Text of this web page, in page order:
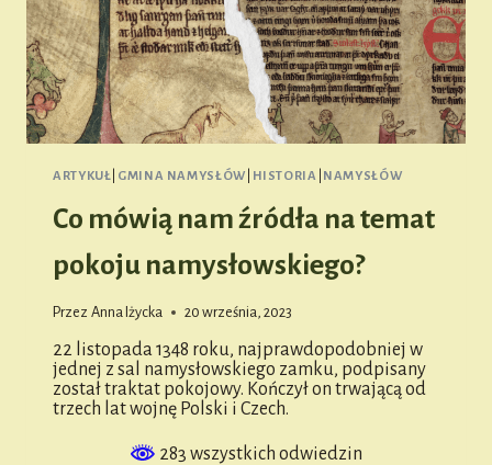
ARTYKUŁ GMINA NAMYSŁÓW HISTORIA NAMYSŁÓW
Co mówią nam źródła na temat
pokoju namysłowskiego?
Przez Anna Iżycka 20 września, 2023
22 listopada 1348 roku, najprawdopodobniej w
jednej z sal namysłowskiego zamku, podpisany
został traktat pokojowy. Kończył on trwającą od
trzech lat wojnę Polski i Czech.
283 wszystkich odwiedzin